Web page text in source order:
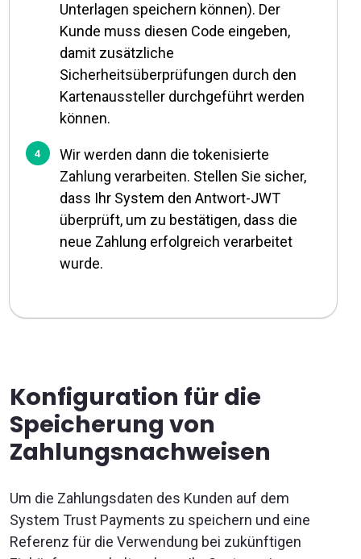
Unterlagen speichern können). Der
Kunde muss diesen Code eingeben,
damit zusätzliche
Sicherheitsüberprüfungen durch den
Kartenaussteller durchgeführt werden
können.
Wir werden dann die tokenisierte
Zahlung verarbeiten. Stellen Sie sicher,
dass Ihr System den Antwort-JWT
überprüft, um zu bestätigen, dass die
neue Zahlung erfolgreich verarbeitet
wurde.
Konfiguration für die
Speicherung von
Zahlungsnachweisen
Um die Zahlungsdaten des Kunden auf dem
System Trust Payments zu speichern und eine
Referenz für die Verwendung bei zukünftigen